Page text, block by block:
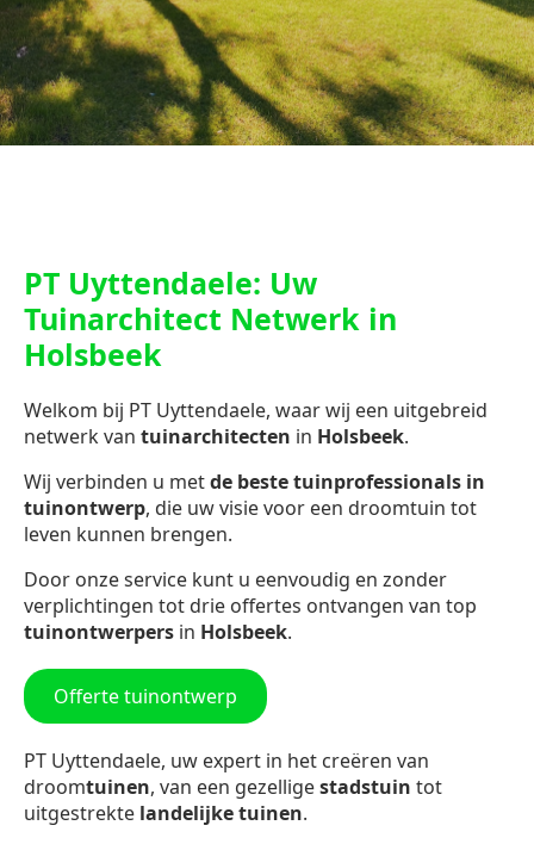
PT Uyttendaele: Uw
Tuinarchitect Netwerk in
Holsbeek
Welkom bij PT Uyttendaele, waar wij een uitgebreid
netwerk van tuinarchitecten in Holsbeek.
Wij verbinden u metde beste tuinprofessionals in
tuinontwerp, die uw visie voor een droomtuin tot
leven kunnen brengen.
Door onze service kunt u eenvoudig en zonder
verplichtingen tot drie offertes ontvangen van top
tuinontwerpers in Holsbeek.
Offerte tuinontwerp
PT Uyttendaele, uw expert in het creëren van
droomtuinen, van een gezelligestadstuin tot
uitgestrekte landelijke tuinen.